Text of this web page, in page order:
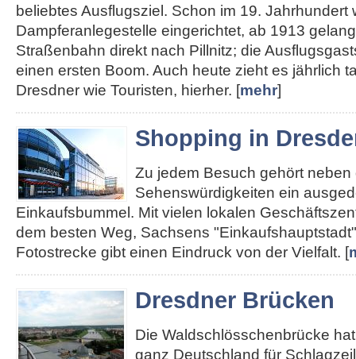
beliebtes Ausflugsziel. Schon im 19. Jahrhundert
Dampferanlegestelle eingerichtet, ab 1913
Straßenbahn direkt nach Pillnitz; die
einen ersten Boom. Auch heute zieht es jährlich
Dresdner wie Touristen, hierher. [mehr]
Shopping in
Zu jedem Besuch gehört neben
Sehenswürdigkeiten ein
Einkaufsbummel. Mit vielen lokalen
dem besten Weg, Sachsens
Fotostrecke gibt einen Eindruck von der Vielfalt. [
Dresdner Brücken
Die Waldschlösschenbrücke
ganz Deutschland für